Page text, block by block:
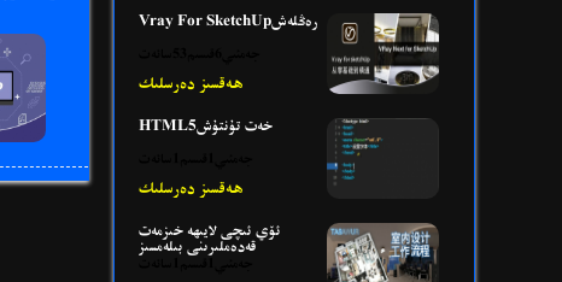
Vray For SketchUpرەڭلەش
ھەقسىز دەرسلىك
HTML5خەت تۇنتۇش
ھەقسىز دەرسلىك
ئۆي ئىچى لايىھە خىزمەت
قەدەملىرىنى بىلەمسىز